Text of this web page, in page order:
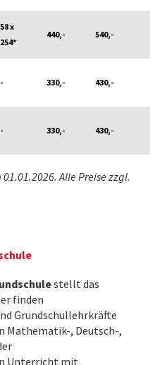
58 x
254*
440,- 540,-
- 330,- 430,-
- 330,- 430,-
Alle Preise zzgl.
stellt das
finden
Grundschullehrkräfte
Mathematik-, Deutsch-,
Unterricht mit